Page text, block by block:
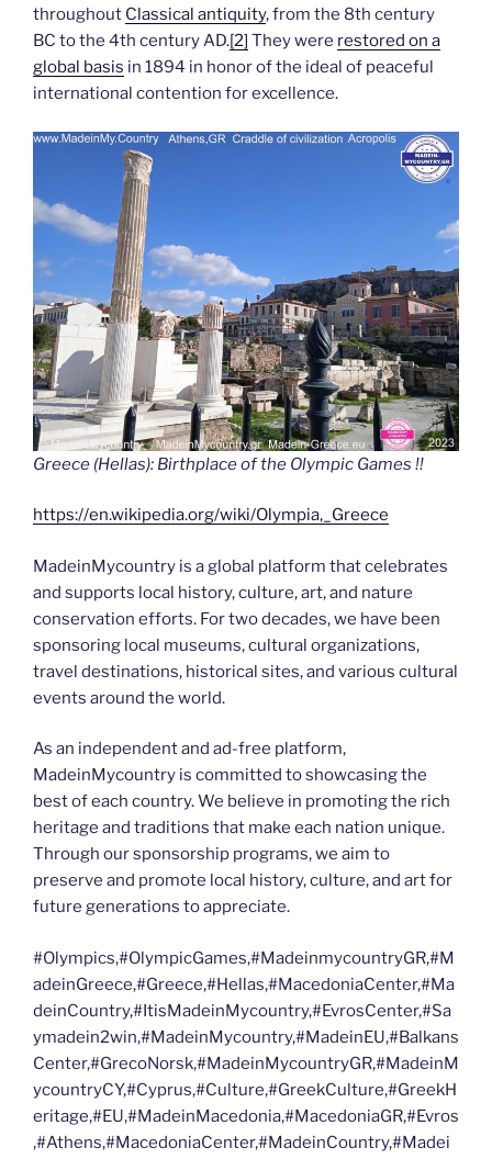
throughout Classical antiquity, from the 8th century
BC to the 4th century AD.[2] They were restored on a
global basis in 1894 in honor of the ideal of peaceful
international contention for excellence.
Greece (Hellas): Birthplace of the Olympic Games !!
https://en.wikipedia.org/wiki/Olympia,_Greece
MadeinMycountry is a global platform that celebrates
and supports local history, culture, art, and nature
conservation efforts. For two decades, we have been
sponsoring local museums, cultural organizations,
travel destinations, historical sites, and various cultural
events around the world.
As an independent and ad-free platform,
MadeinMycountry is committed to showcasing the
best of each country. We believe in promoting the rich
heritage and traditions that make each nation unique.
Through our sponsorship programs, we aim to
preserve and promote local history, culture, and art for
future generations to appreciate.
#Olympics,#OlympicGames,#MadeinmycountryGR,#M
adeinGreece,#Greece,#Hellas,#MacedoniaCenter,#Ma
deinCountry,#ItisMadeinMycountry,#EvrosCenter,#Sa
ymadein2win,#MadeinMycountry,#MadeinEU,#Balkans
Center,#GrecoNorsk,#MadeinMycountryGR,#MadeinM
ycountryCY,#Cyprus,#Culture,#GreekCulture,#GreekH
eritage,#EU,#MadeinMacedonia,#MacedoniaGR,#Evros
,#Athens,#MacedoniaCenter,#MadeinCountry,#Madei